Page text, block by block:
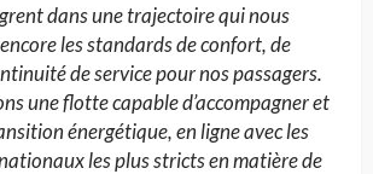
dans une trajectoire qui nous
les standards de confort, de
de service pour nos passagers.
une flotte capable d’accompagner et
énergétique, en ligne avec les
les plus stricts en matière de